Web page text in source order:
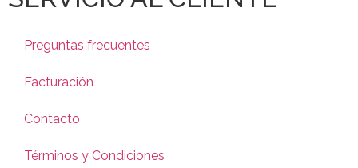
Preguntas frecuentes
Facturación
Contacto
Términos y Condiciones